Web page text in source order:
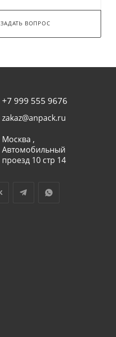
ЗАДАТЬ ВОПРОС
+7 999 555 9676
zakaz@anpack.ru
Москва ,
Автомобильный
проезд 10 стр 14